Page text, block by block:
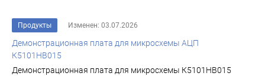
Продукты Изменен: 03.07.2026
Демонстрационная плата для микросхемы АЦП
К5101НВ015
Демонстрационная плата для микросхемы К5101НВ015